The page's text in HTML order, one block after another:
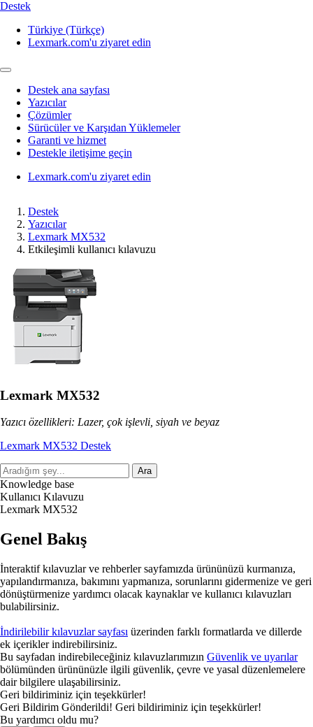
Destek
Türkiye (Türkçe)
Lexmark.com'u ziyaret edin
Destek ana sayfası
Yazıcılar
Çözümler
Sürücüler ve Karşıdan Yüklemeler
Garanti ve hizmet
Destekle iletişime geçin
Lexmark.com'u ziyaret edin
Destek
Yazıcılar
Lexmark MX532
Etkileşimli kullanıcı kılavuzu
Lexmark MX532
Yazıcı özellikleri: Lazer, çok işlevli, siyah ve beyaz
Lexmark MX532 Destek
Ara
Knowledge base
Kullanıcı Kılavuzu
Lexmark MX532
Genel Bakış
İnteraktif kılavuzlar ve rehberler sayfamızda ürününüzü kurmanıza,
yapılandırmanıza, bakımını yapmanıza, sorunlarını gidermenize ve geri
dönüştürmenize yardımcı olacak kaynaklar ve kullanıcı kılavuzları
bulabilirsiniz.
İndirilebilir kılavuzlar sayfası üzerinden farklı formatlarda ve dillerde
ek içerikler indirebilirsiniz.
Bu sayfadan indirebileceğiniz kılavuzlarımızın Güvenlik ve uyarılar
bölümünden ürününüzle ilgili güvenlik, çevre ve yasal düzenlemelere
dair bilgilere ulaşabilirsiniz.
Geri bildiriminiz için teşekkürler!
Geri Bildirim Gönderildi! Geri bildiriminiz için teşekkürler!
Bu yardımcı oldu mu?